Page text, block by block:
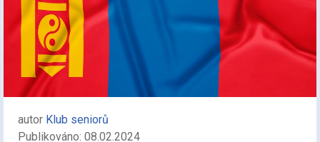
autor Klub seniorů
Publikováno: 08.02.2024